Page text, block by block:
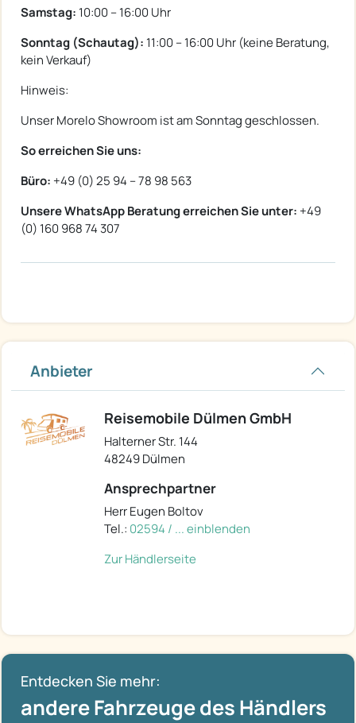
Samstag: 10:00 – 16:00 Uhr
Sonntag (Schautag): 11:00 – 16:00 Uhr (keine Beratung,
kein Verkauf)
Hinweis:
Unser Morelo Showroom ist am Sonntag geschlossen.
So erreichen Sie uns:
Büro: +49 (0) 25 94 – 78 98 563
Unsere WhatsApp Beratung erreichen Sie unter: +49
(0) 160 968 74 307
Anbieter
Reisemobile Dülmen GmbH
Halterner Str. 144
48249 Dülmen
Ansprechpartner
Herr Eugen Boltov
Tel.: 02594 / ... einblenden
Zur Händlerseite
Entdecken Sie mehr:
andere Fahrzeuge des Händlers